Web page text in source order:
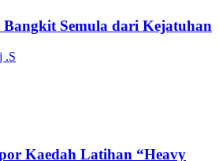
Semula dari Kejatuhan
.S
Kaedah Latihan “Heavy